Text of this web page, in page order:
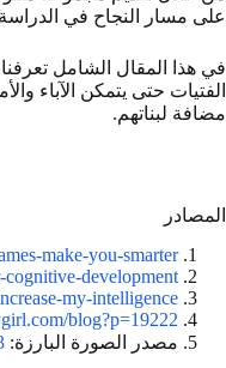
على مسار النجاح في الدراسة
في هذا المقال الشامل
الفتيات حتى يتمكن الآباء
مضافة لبناتهم.
المصادر
make-you-smarter
development
my-intelligence
blog?p=19222
مصدر الصورة البارزة: